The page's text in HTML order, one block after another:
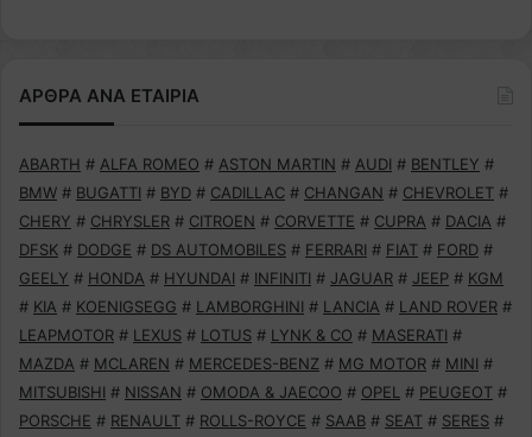
ΑΡΘΡΑ ΑΝΑ ΕΤΑΙΡΙΑ
ABARTH # ALFA ROMEO # ASTON MARTIN # AUDI # BENTLEY #
BMW # BUGATTI # BYD # CADILLAC # CHANGAN # CHEVROLET #
CHERY # CHRYSLER # CITROEN # CORVETTE # CUPRA # DACIA #
DFSK # DODGE # DS AUTOMOBILES # FERRARI # FIAT # FORD #
GEELY # HONDA # HYUNDAI # INFINITI # JAGUAR # JEEP # KGM
# KIA # KOENIGSEGG # LAMBORGHINI # LANCIA # LAND ROVER #
LEAPMOTOR # LEXUS # LOTUS # LYNK & CO # MASERATI #
MAZDA # MCLAREN # MERCEDES-BENZ # MG MOTOR # MINI #
MITSUBISHI # NISSAN # OMODA & JAECOO # OPEL # PEUGEOT #
PORSCHE # RENAULT # ROLLS-ROYCE # SAAB # SEAT # SERES #